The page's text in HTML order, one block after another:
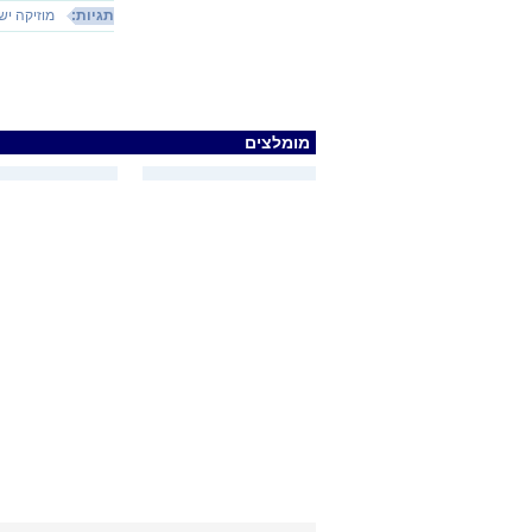
תגיות: מוזיקה
מומלצים